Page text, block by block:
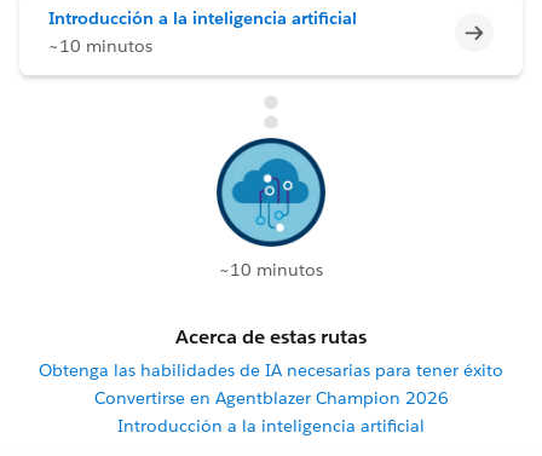
Introducción a la inteligencia artificial
~10 minutos
~10 minutos
Acerca de estas rutas
Obtenga las habilidades de IA necesarias para tener éxito
Convertirse en Agentblazer Champion 2026
Introducción a la inteligencia artificial